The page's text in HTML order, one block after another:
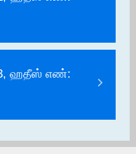
ஹதீஸ் எண்: